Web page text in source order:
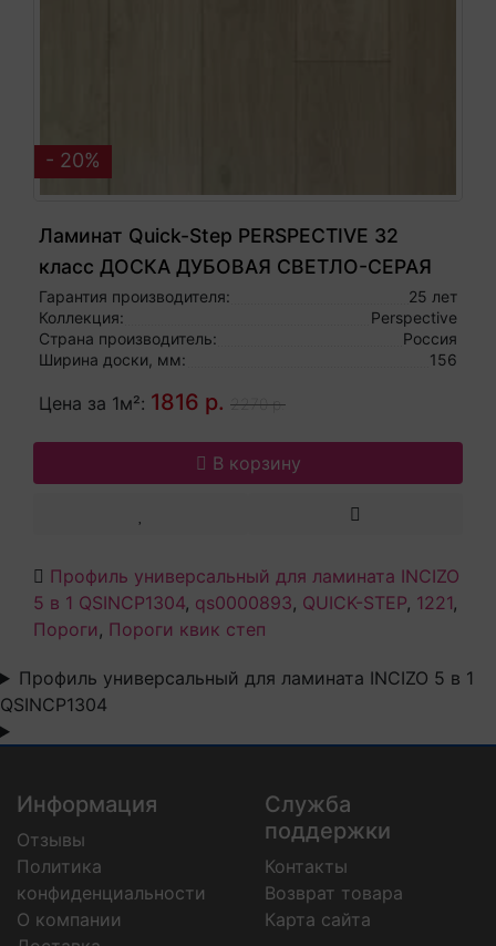
- 20%
Ламинат Quick-Step PERSPECTIVE 32
класс ДОСКА ДУБОВАЯ СВЕТЛО-СЕРАЯ
ЛАКИРОВАННАЯ PER1304
Гарантия производителя:
25 лет
Коллекция:
Perspective
Страна производитель:
Россия
Ширина доски, мм:
156
Цена за 1м²: 1816 р. 2270 р.
В корзину
Профиль универсальный для ламината INCIZO
5 в 1 QSINCP1304, qs0000893, QUICK-STEP, 1221,
Пороги, Пороги квик степ
Профиль универсальный для ламината INCIZO 5 в 1
QSINCP1304
Информация
Отзывы
Политика
конфиденциальности
О компании
Служба
поддержки
Контакты
Возврат товара
Карта сайта